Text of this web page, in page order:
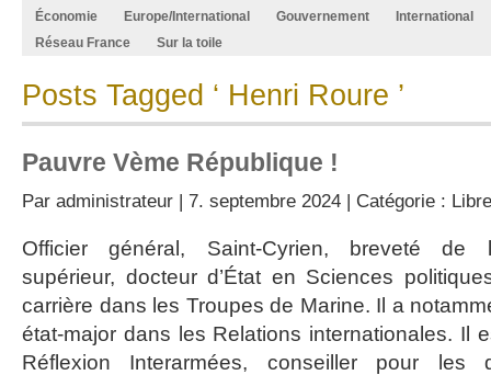
Économie
Europe/International Gouvernement
International
Réseau France
Sur la toile
Posts Tagged ‘ Henri Roure ’
Pauvre Vème République !
Par administrateur | 7. septembre 2024 | Catégorie :
Officier général, Saint-Cyrien, breveté de
supérieur, docteur d’État en Sciences
carrière dans les Troupes de Marine. Il a
état-major dans les Relations internationales. Il
Réflexion Interarmées, conseiller pour les